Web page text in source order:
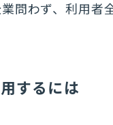
問わず、利用者
するには